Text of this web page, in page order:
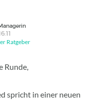
Ratgeber
Runde,
spricht in einer neuen